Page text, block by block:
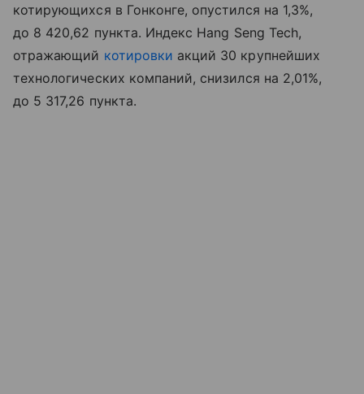
котирующихся в Гонконге, опустился на 1,3%,
до 8 420,62 пункта. Индекс Hang Seng Tech,
отражающий котировки акций 30 крупнейших
технологических компаний, снизился на 2,01%,
до 5 317,26 пункта.